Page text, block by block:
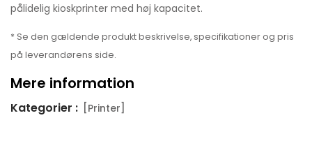
pålidelig kioskprinter med høj kapacitet.
* Se den gældende produkt beskrivelse, specifikationer og pris
på leverandørens side.
Mere information
Kategorier : [Printer]